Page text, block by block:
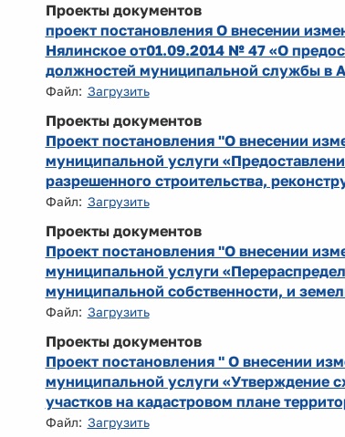
Проекты документов
проект постановления О внесении
Нялинское от01.09.2014 № 47 «О
должностей муниципальной службы в
Файл: Загрузить
Проекты документов
Проект постановления "О внесении
муниципальной услуги
разрешенного строительства,
Файл: Загрузить
Проекты документов
Проект постановления "О внесении
муниципальной услуги
муниципальной собственности, и
Файл: Загрузить
Проекты документов
Проект постановления " О внесении
муниципальной услуги «Утверждение
участков на кадастровом плане
Файл: Загрузить